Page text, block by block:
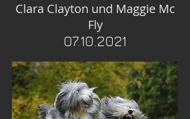
Clara Clayton und Maggie Mc
Fly
07.10.2021